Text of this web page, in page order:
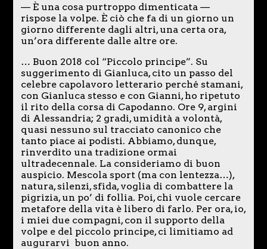
— È una cosa purtroppo dimenticata —
rispose la volpe. È ciò che fa di un giorno un
giorno differente dagli altri, una certa ora,
un’ora differente dalle altre ore.
… Buon 2018 col “Piccolo principe”. Su
suggerimento di Gianluca, cito un passo del
celebre capolavoro letterario perché stamani,
con Gianluca stesso e con Gianni, ho ripetuto
il rito della corsa di Capodanno. Ore 9, argini
di Alessandria; 2 gradi, umidità a volontà,
quasi nessuno sul tracciato canonico che
tanto piace ai podisti. Abbiamo, dunque,
rinverdito una tradizione ormai
ultradecennale. La consideriamo di buon
auspicio. Mescola sport (ma con lentezza…),
natura, silenzi, sfida, voglia di combattere la
pigrizia, un po’ di follia. Poi, chi vuole cercare
metafore della vita è libero di farlo. Per ora, io,
i miei due compagni, con il supporto della
volpe e del piccolo principe, ci limitiamo ad
augurarvi buon anno.